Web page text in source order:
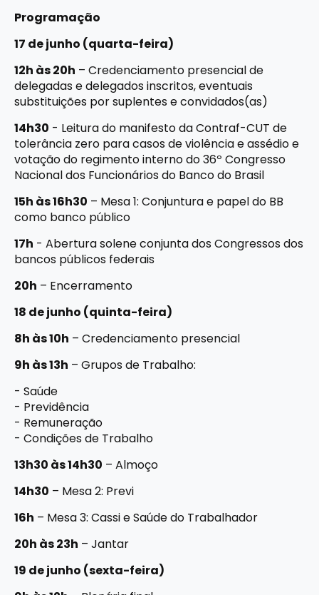
Programação
17 de junho (quarta-feira)
12h às 20h – Credenciamento presencial de
delegadas e delegados inscritos, eventuais
substituições por suplentes e convidados(as)
14h30 - Leitura do manifesto da Contraf-CUT de
tolerância zero para casos de violência e assédio e
votação do regimento interno do 36º Congresso
Nacional dos Funcionários do Banco do Brasil
15h às 16h30 – Mesa 1: Conjuntura e papel do BB
como banco público
17h - Abertura solene conjunta dos Congressos dos
bancos públicos federais
20h – Encerramento
18 de junho (quinta-feira)
8h às 10h – Credenciamento presencial
9h às 13h – Grupos de Trabalho:
- Saúde
- Previdência
- Remuneração
- Condições de Trabalho
13h30 às 14h30 – Almoço
14h30 – Mesa 2: Previ
16h – Mesa 3: Cassi e Saúde do Trabalhador
20h às 23h – Jantar
19 de junho (sexta-feira)